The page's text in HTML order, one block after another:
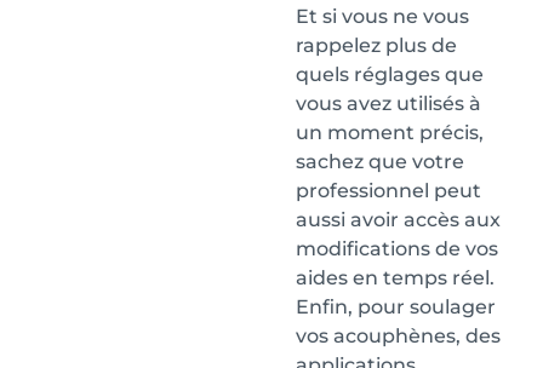
Et si vous ne vous
rappelez plus de
quels réglages que
vous avez utilisés à
un moment précis,
sachez que votre
professionnel peut
aussi avoir accès aux
modifications de vos
aides en temps réel.
Enfin, pour soulager
vos acouphènes, des